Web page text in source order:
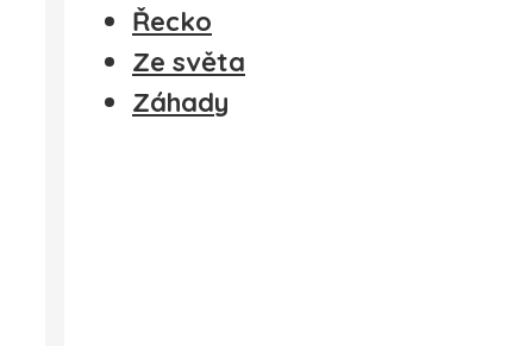
Řecko
Ze světa
Záhady